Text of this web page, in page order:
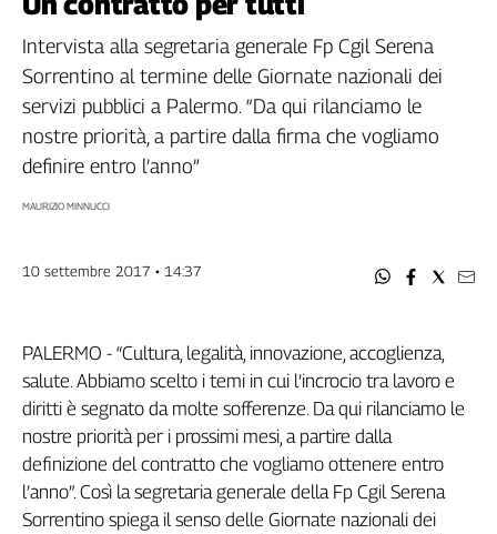
Filcams
Filctem
Fillea
Filt
Fiom
Fisac
Flc
Nidil
Inca
Caaf
Speciali
G8
di
Genova,
Intervista alla segretaria generale Fp Cgil Serena
Sorrentino al termine delle Giornate nazionali dei
servizi pubblici a Palermo. “Da qui rilanciamo le
nostre priorità, a partire dalla firma che vogliamo
definire entro l’anno”
MAURIZIO MINNUCCI
10 settembre 2017 • 14:37
PALERMO - “Cultura, legalità, innovazione, accoglienza,
salute. Abbiamo scelto i temi in cui l’incrocio tra lavoro e
diritti è segnato da molte sofferenze. Da qui rilanciamo le
nostre priorità per i prossimi mesi, a partire dalla
definizione del contratto che vogliamo ottenere entro
l’anno”. Così la segretaria generale della Fp Cgil Serena
Sorrentino spiega il senso delle Giornate nazionali dei